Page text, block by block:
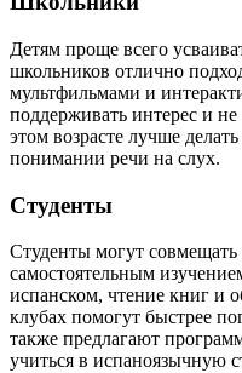
Детям проще всего
школьников отлично
мультфильмами и
поддерживать интерес и
этом возрасте лучше
понимании речи на слух.
Студенты
Студенты могут совмещать
самостоятельным
испанском, чтение книг и
клубах помогут быстрее
также предлагают
учиться в испаноязычную